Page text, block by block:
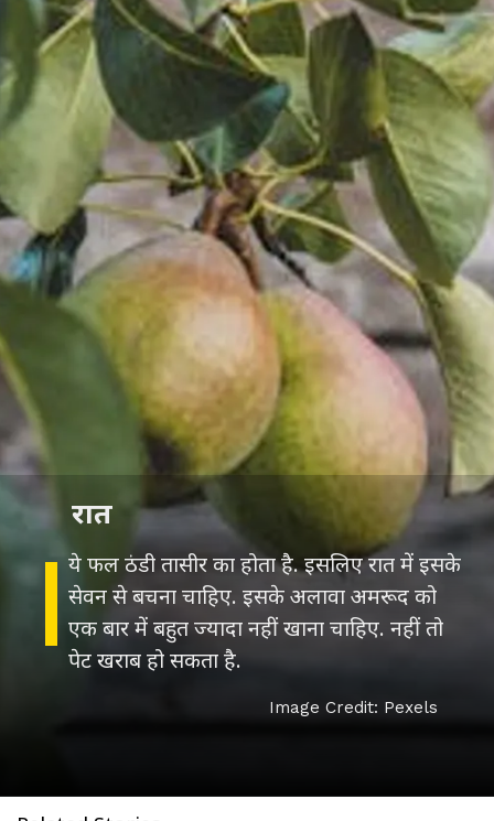
ये फल ठंडी तासीर का होता है. इसलिए रात में इसके
सेवन से बचना चाहिए. इसके अलावा अमरूद को
एक बार में बहुत ज्यादा नहीं खाना चाहिए. नहीं तो
पेट खराब हो सकता है.
रात
Image Credit: Pexels